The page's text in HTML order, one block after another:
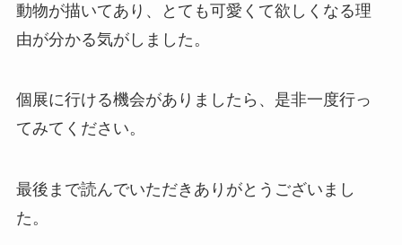
動物が描いてあり、とても可愛くて欲しくなる理
由が分かる気がしました。
個展に行ける機会がありましたら、是非一度行っ
てみてください。
最後まで読んでいただきありがとうございまし
た。